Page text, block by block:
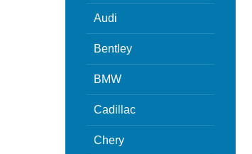
Audi
Bentley
BMW
Cadillac
Chery